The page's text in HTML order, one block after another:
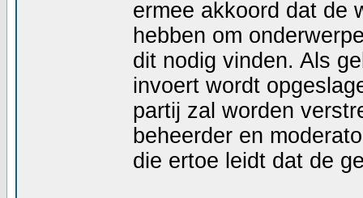
ermee akkoord dat de
hebben om
dit nodig vinden. Als
invoert wordt
partij zal worden
beheerder en
die ertoe leidt dat de